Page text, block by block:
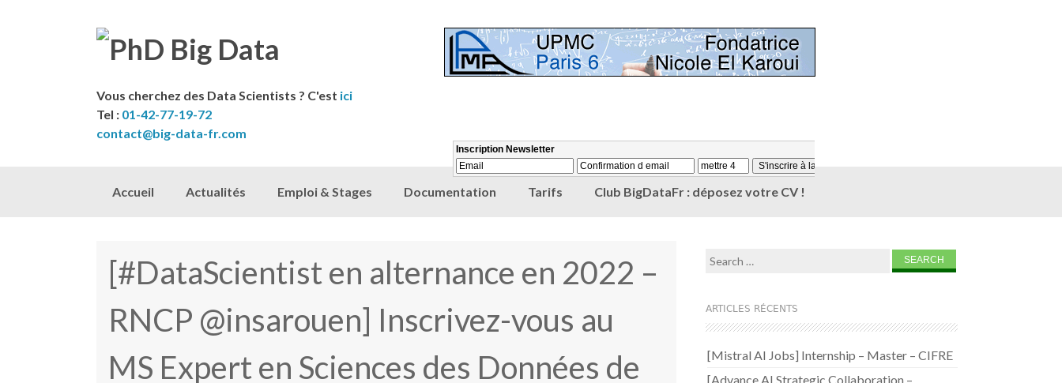
Vous cherchez des Data Scientists ? C'est ici
Tel : 01-42-77-19-72
contact@big-data-fr.com
Skip to content
Accueil Actualités Emploi & Stages Documentation Tarifs Club BigDataFr : déposez votre CV !
[#DataScientist en alternance en 2022 –
RNCP @insarouen] Inscrivez-vous au
MS Expert en Sciences des Données de
Search for:
ARTICLES RÉCENTS
[Mistral AI Jobs] Internship – Master – CIFRE
[Advance AI Strategic Collaboration –